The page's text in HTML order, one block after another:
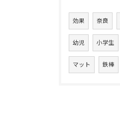
効果 奈良
幼児 小学生
マット 鉄棒